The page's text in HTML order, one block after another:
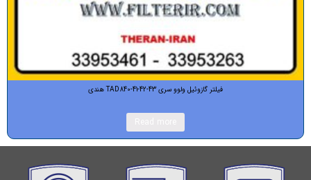
فیلتر گازوئیل ولوو سری TAD840-41-42-43 هندی